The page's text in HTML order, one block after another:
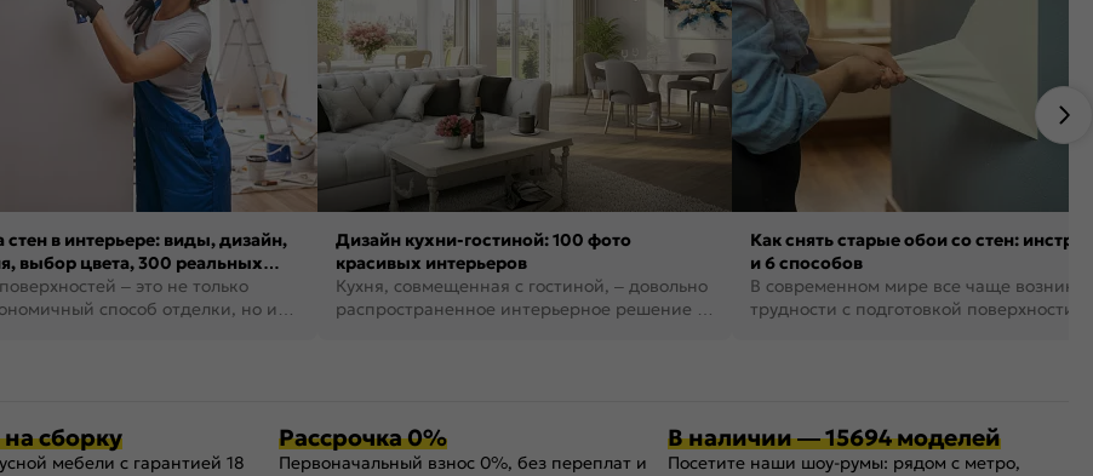
стен в интерьере: виды, дизайн,
выбор цвета, 300 реальных
– это не только
способ отделки, но и
Дизайн кухни-гостиной: 100 фото
красивых интерьеров
Кухня, совмещенная с гостиной, – довольно
распространенное интерьерное решение в
Как снять старые обои со стен:
и 6 способов
В современном мире все чаще
трудности с подготовкой поверхности
сборку
мебели с гарантией 18
Рассрочка 0%
Первоначальный взнос 0%, без переплат и
В наличии — 15694 моделей
Посетите наши шоу-румы: рядом с метро,